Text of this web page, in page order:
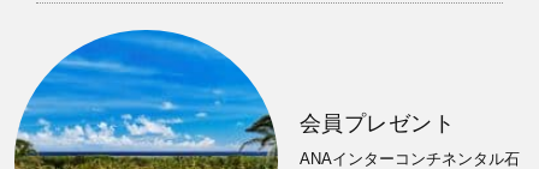
会員プレゼント
ANAインターコンチネンタル石